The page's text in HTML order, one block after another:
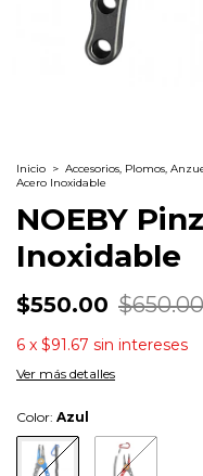
Inicio > Accesorios, Plomos,
Acero Inoxidable
NOEBY
Inoxidable
$550.00 $650.00
6 x $91.67 sin intereses
Ver más detalles
Color: Azul